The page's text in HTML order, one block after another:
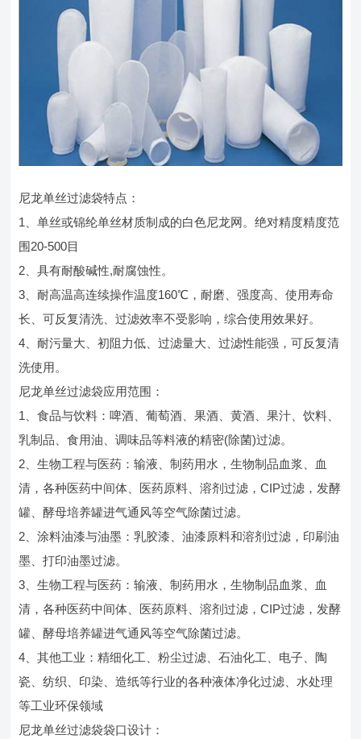
尼龙单丝过滤袋特点：
1、单丝或锦纶单丝材质制成的白色尼龙网。绝对精度精度范
围20-500目
2、具有耐酸碱性,耐腐蚀性。
3、耐高温高连续操作温度160℃，耐磨、强度高、使用寿命
长、可反复清洗、过滤效率不受影响，综合使用效果好。
4、耐污量大、初阻力低、过滤量大、过滤性能强，可反复清
洗使用。
尼龙单丝过滤袋应用范围：
1、食品与饮料：啤酒、葡萄酒、果酒、黄酒、果汁、饮料、
乳制品、食用油、调味品等料液的精密(除菌)过滤。
2、生物工程与医药：输液、制药用水，生物制品血浆、血
清，各种医药中间体、医药原料、溶剂过滤，CIP过滤，发酵
罐、酵母培养罐进气通风等空气除菌过滤。
2、涂料油漆与油墨：乳胶漆、油漆原料和溶剂过滤，印刷油
墨、打印油墨过滤。
3、生物工程与医药：输液、制药用水，生物制品血浆、血
清，各种医药中间体、医药原料、溶剂过滤，CIP过滤，发酵
罐、酵母培养罐进气通风等空气除菌过滤。
4、其他工业：精细化工、粉尘过滤、石油化工、电子、陶
瓷、纺织、印染、造纸等行业的各种液体净化过滤、水处理
等工业环保领域
尼龙单丝过滤袋袋口设计：